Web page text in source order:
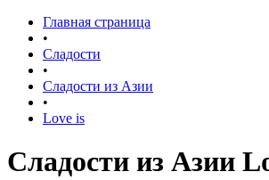
Главная страница
•
Сладости
•
Сладости из Азии
•
Love is
Сладости из Азии